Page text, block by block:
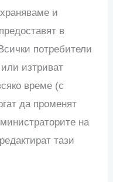
и
в
потребители
изтриват
време (с
да променят
на
тази